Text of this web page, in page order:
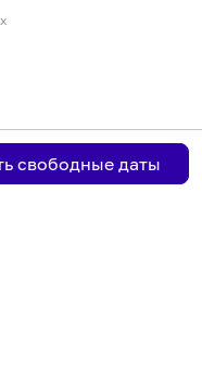
свободные даты